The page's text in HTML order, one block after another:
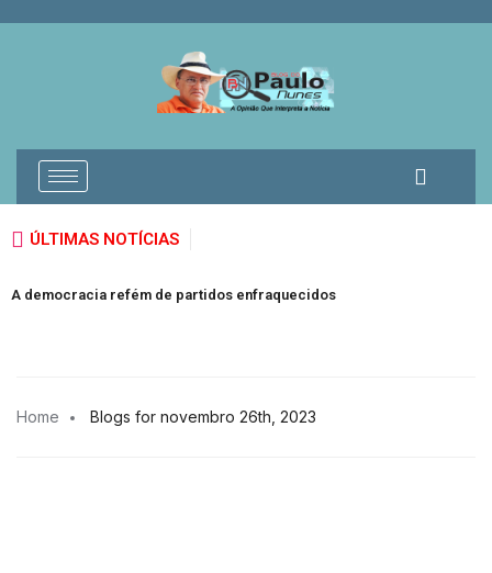
ÚLTIMAS NOTÍCIAS
A democracia refém de partidos enfraquecidos
Home Blogs for novembro 26th, 2023